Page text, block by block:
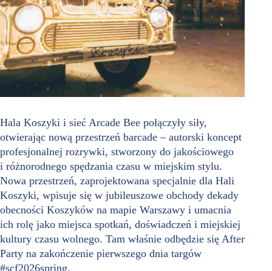
Hala Koszyki i sieć Arcade Bee połączyły siły,
otwierając nową przestrzeń barcade – autorski koncept
profesjonalnej rozrywki, stworzony do jakościowego
i różnorodnego spędzania czasu w miejskim stylu.
Nowa przestrzeń, zaprojektowana specjalnie dla Hali
Koszyki, wpisuje się w jubileuszowe obchody dekady
obecności Koszyków na mapie Warszawy i umacnia
ich rolę jako miejsca spotkań, doświadczeń i miejskiej
kultury czasu wolnego. Tam właśnie odbędzie się After
Party na zakończenie pierwszego dnia targów
#scf2026spring.